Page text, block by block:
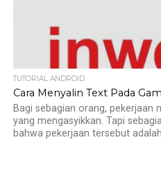
TUTORIAL ANDROID
Cara Menyalin Text Pada
Bagi sebagian orang, pekerjaan
yang mengasyikkan. Tapi
bahwa pekerjaan tersebut